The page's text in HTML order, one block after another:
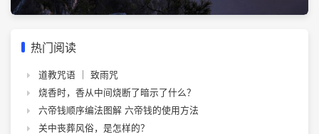
热门阅读
道教咒语 ｜ 致雨咒
烧香时，香从中间烧断了暗示了什么？
六帝钱顺序编法图解 六帝钱的使用方法
关中丧葬风俗，是怎样的？